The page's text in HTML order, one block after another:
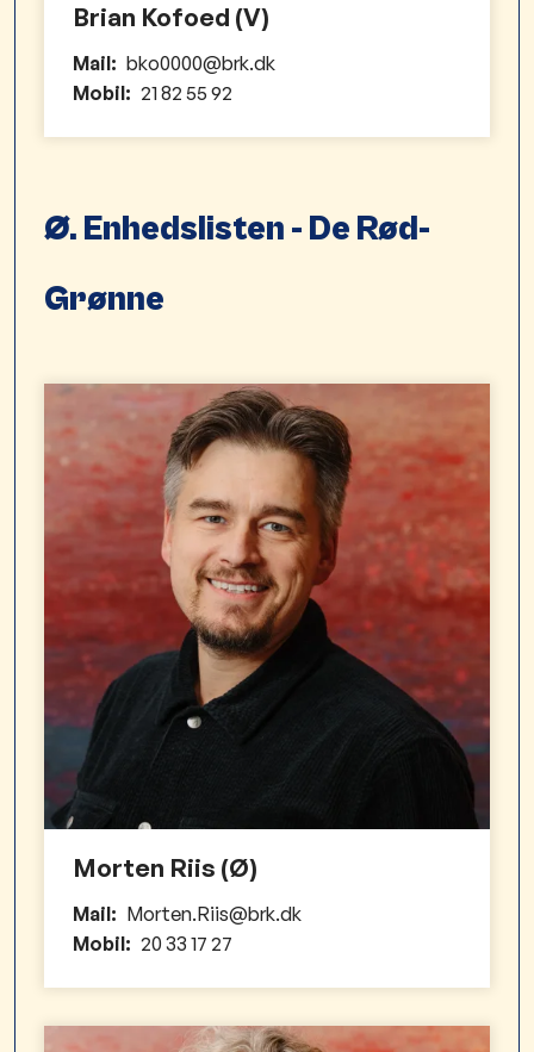
Brian Kofoed (V)
Mail: bko0000@brk.dk
Mobil: 21 82 55 92
Ø. Enhedslisten - De Rød-
Grønne
Morten Riis (Ø)
Mail: Morten.Riis@brk.dk
Mobil: 20 33 17 27